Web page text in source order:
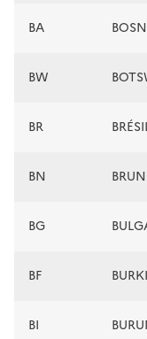
BA
BW
BR
BN
BG
BF
BI